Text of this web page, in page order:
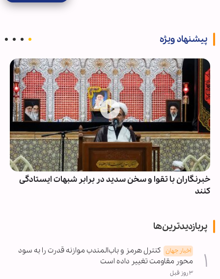
پیشنهاد ویژه
خبرنگاران با تقوا و سخن سدید در برابر شبهات ایستادگی
کنند
پربازدیدترین‌ها
اخبار جهان کنترل هرمز و باب‌المندب موازنه قدرت را به سود
محور مقاومت تغییر داده است
۳ روز قبل